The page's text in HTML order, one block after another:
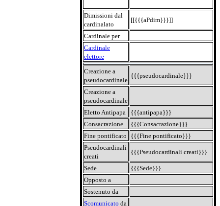
Dimissioni dal
cardinalato
[[{{{aPdim}}}]]
Cardinale per
Cardinale
elettore
Creazione a
pseudocardinale
{{{pseudocardinale}}}
Creazione a
pseudocardinale
Eletto Antipapa
{{{antipapa}}}
Consacrazione
{{{Consacrazione}}}
Fine pontificato
{{{Fine pontificato}}}
Pseudocardinali
creati
{{{Pseudocardinali creati}}}
Sede
{{{Sede}}}
Opposto a
Sostenuto da
Scomunicato da